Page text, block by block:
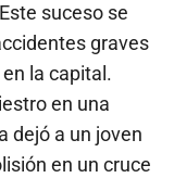
Este suceso se
graves
la capital.
en una
dejó a un joven
en un cruce